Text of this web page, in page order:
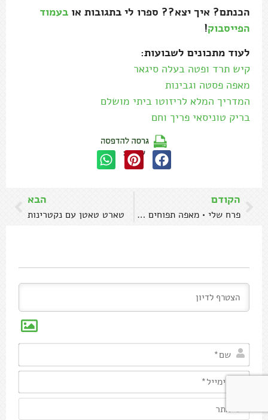
הכנתם? איך יצא?? ספרו לי בתגובות או בעמוד
הפייסבוק!
לעוד מתכונים לשבועות:
קיש תרד ופטה בעלה סיגאר
מאפה פסטה וגבינות
המדריך המלא לריזוטו ביתי מושלם
בריק טוניסאי פריך וחם
שתפו:
הקודם
פרח שלי • מאפה תפוחים בבצק עלים
הבא
טארט טאטן עם נקטרינות